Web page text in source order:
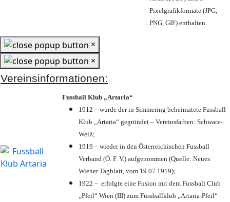
Pixelgrafikformate (JPG,
PNG, GIF) enthalten.
×
×
Vereinsinformationen:
Fussball Klub „Artaria“
1912 – wurde der in Simmering beheimatete Fussball
Klub „Artaria“ gegründet – Vereinsfarben: Schwarz-
Weiß;
1919 – wieder in den Österreichischen Fussball
Verband (Ö. F. V.) aufgenommen (Quelle: Neues
Wiener Tagblatt, vom 19.07.1919);
1922 – erfolgte eine Fusion mit dem Fussball Club
„Pfeil“ Wien (III) zum Fussballklub „Artaria-Pfeil“